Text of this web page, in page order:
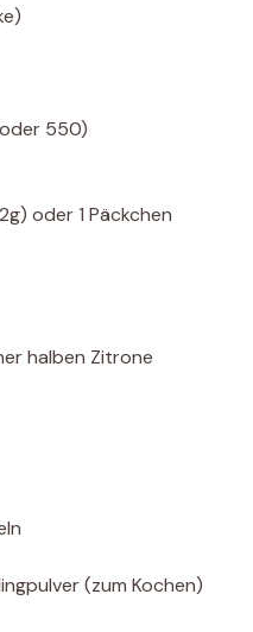
550)
oder 1 Päckchen
halben Zitrone
(zum Kochen)